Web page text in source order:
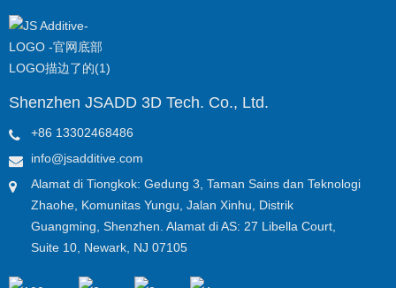
Shenzhen JSADD 3D Tech. Co., Ltd.
+86 13302468486
info@jsadditive.com
Alamat di Tiongkok: Gedung 3, Taman Sains dan Teknologi
Zhaohe, Komunitas Yungu, Jalan Xinhu, Distrik
Guangming, Shenzhen. Alamat di AS: 27 Libella Court,
Suite 10, Newark, NJ 07105